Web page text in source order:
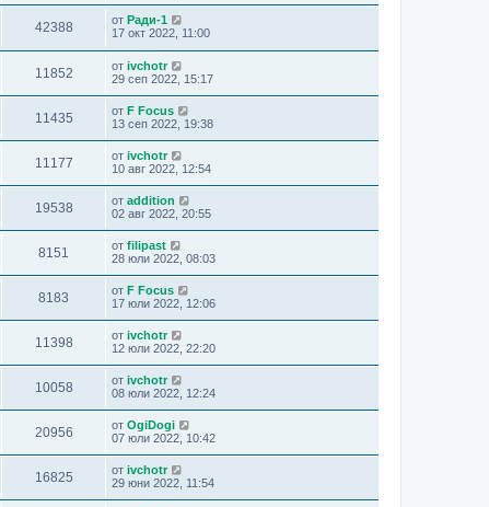
42388 от Ради-1
17 окт 2022, 11:00
11852 от ivchotr
29 сеп 2022, 15:17
11435 от F Focus
13 сеп 2022, 19:38
11177 от ivchotr
10 авг 2022, 12:54
19538 от addition
02 авг 2022, 20:55
8151 от filipast
28 юли 2022, 08:03
8183 от F Focus
17 юли 2022, 12:06
11398 от ivchotr
12 юли 2022, 22:20
10058 от ivchotr
08 юли 2022, 12:24
20956 от OgiDogi
07 юли 2022, 10:42
16825 от ivchotr
29 юни 2022, 11:54